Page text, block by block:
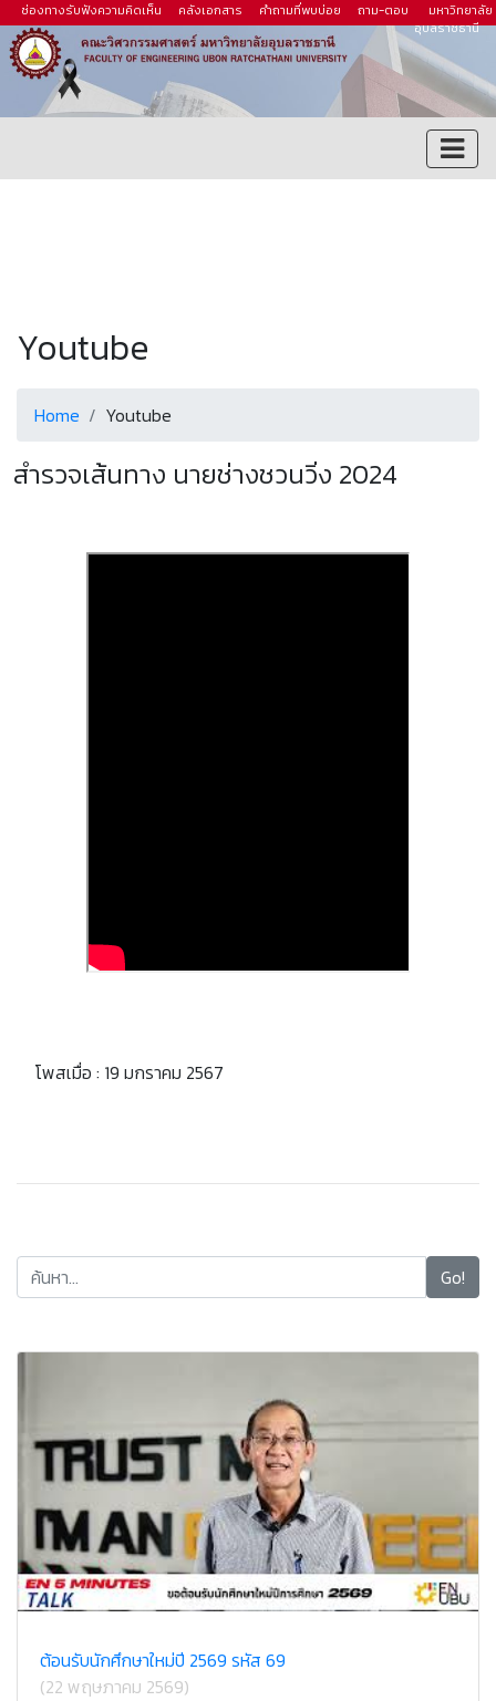
ช่องทางรับฟังความคิดเห็น คลังเอกสาร คำถามที่พบบ่อย ถาม-ตอบ
มหาวิทยาลัย
อุบลราชธานี
Youtube
Home Youtube
สำรวจเส้นทาง นายช่างชวนวิ่ง 2024
โพสเมื่อ : 19 มกราคม 2567
Go!
ต้อนรับนักศึกษาใหม่ปี 2569 รหัส 69
(22 พฤษภาคม 2569)